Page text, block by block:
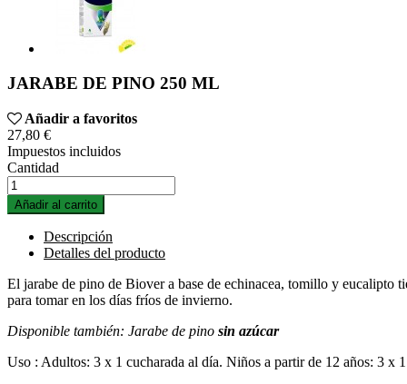
JARABE DE PINO 250 ML
Añadir a favoritos
27,80 €
Impuestos incluidos
Cantidad
Añadir al carrito
Descripción
Detalles del producto
El jarabe de pino de Biover a base de echinacea, tomillo y eucalipto
para tomar en los días fríos de invierno.
Disponible también: Jarabe de pino sin azúcar
Uso : Adultos: 3 x 1 cucharada al día. Niños a partir de 12 años: 3 x